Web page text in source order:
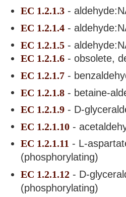
EC 1.2.1.3 -
EC 1.2.1.4 -
EC 1.2.1.5 -
EC 1.2.1.6 - obsolete,
EC 1.2.1.7 -
EC 1.2.1.8 - betaine-
EC 1.2.1.9 - D-
EC 1.2.1.10 -
EC 1.2.1.11 - L-
(phosphorylating)
EC 1.2.1.12 - D-
(phosphorylating)